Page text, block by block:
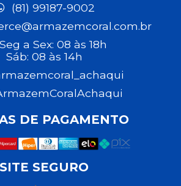
(81) 99187-9002
Seg a Sex: 08 às 18h
Sáb: 08 às 14h
DE PAGAMENTO
SITE SEGURO